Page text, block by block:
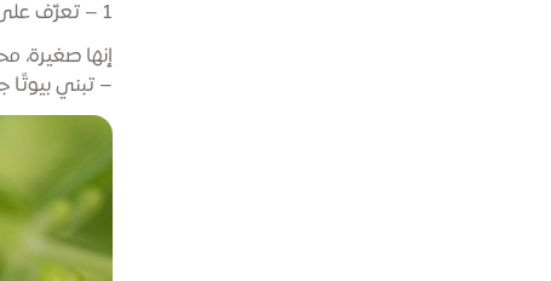
1 – تعرّف على نحل العسل العربي الأحمر القزم
إنها صغيرة،
– تبني بيوتًا